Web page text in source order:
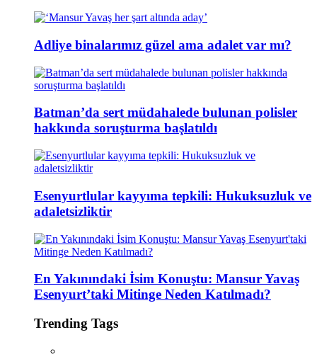
Adliye binalarımız güzel ama adalet var mı?
Batman’da sert müdahalede bulunan polisler
hakkında soruşturma başlatıldı
Esenyurtlular kayyıma tepkili: Hukuksuzluk ve
adaletsizliktir
En Yakınındaki İsim Konuştu: Mansur Yavaş
Esenyurt’taki Mitinge Neden Katılmadı?
Trending Tags